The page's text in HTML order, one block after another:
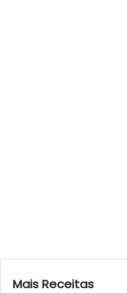
Mais Receitas